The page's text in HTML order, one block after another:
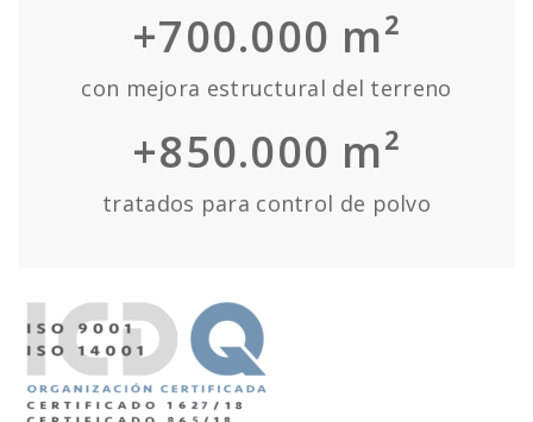
+700.000 m²
con mejora estructural del terreno
+850.000 m²
tratados para control de polvo